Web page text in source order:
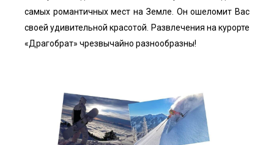
самых романтичных мест на Земле. Он ошеломит Вас
своей удивительной красотой. Развлечения на курорте
«Драгобрат» чрезвычайно разнообразны!